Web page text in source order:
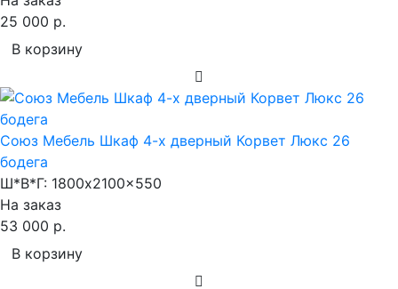
25 000 р.
В корзину
Союз Мебель Шкаф 4-х дверный Корвет Люкс 26
бодега
Ш*В*Г: 1800x2100x550
На заказ
53 000 р.
В корзину